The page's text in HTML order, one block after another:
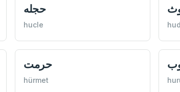
حجله
hucle
حرمت
hürmet